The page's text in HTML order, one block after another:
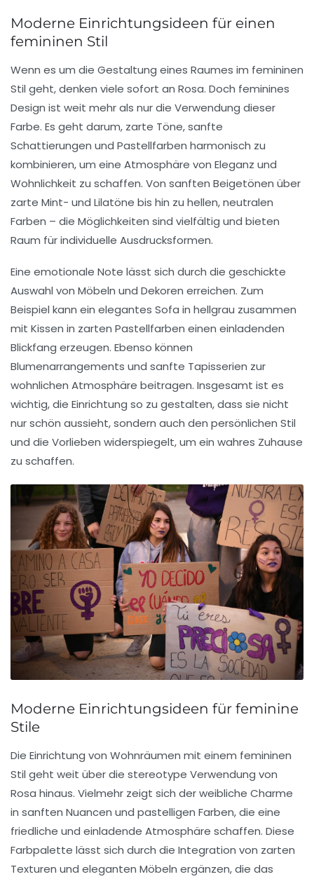
Moderne Einrichtungsideen für einen
femininen Stil
Wenn es um die Gestaltung eines Raumes im femininen
Stil geht, denken viele sofort an Rosa. Doch feminines
Design ist weit mehr als nur die Verwendung dieser
Farbe. Es geht darum, zarte Töne,sanfte
Schattierungen und Pastellfarben harmonisch zu
kombinieren, um eine Atmosphäre von Eleganz und
Wohnlichkeit zu schaffen. Von sanften Beigetönen über
zarte Mint- und Lilatöne bis hin zu hellen, neutralen
Farben – die Möglichkeiten sind vielfältig und bieten
Raum für individuelle Ausdrucksformen.
Eine emotionale Note lässt sich durch die geschickte
Auswahl von Möbeln und Dekoren erreichen. Zum
Beispiel kann ein elegantes Sofa in hellgrau zusammen
mit Kissen in zarten Pastellfarben einen einladenden
Blickfang erzeugen. Ebenso können
Blumenarrangements und sanfte Tapisserien zur
wohnlichen Atmosphäre beitragen. Insgesamt ist es
wichtig, die Einrichtung so zu gestalten, dass sie nicht
nur schön aussieht, sondern auch den persönlichen Stil
und die Vorlieben widerspiegelt, um ein wahres Zuhause
zu schaffen.
Moderne Einrichtungsideen für feminine
Stile
Die Einrichtung von Wohnräumen mit einem femininen
Stil geht weit über die stereotype Verwendung von
Rosa hinaus. Vielmehr zeigt sich der weibliche Charme
in sanften Nuancen und pastelligen Farben, die eine
friedliche und einladende Atmosphäre schaffen. Diese
Farbpalette lässt sich durch die Integration von zarten
Texturen und eleganten Möbeln ergänzen, die das